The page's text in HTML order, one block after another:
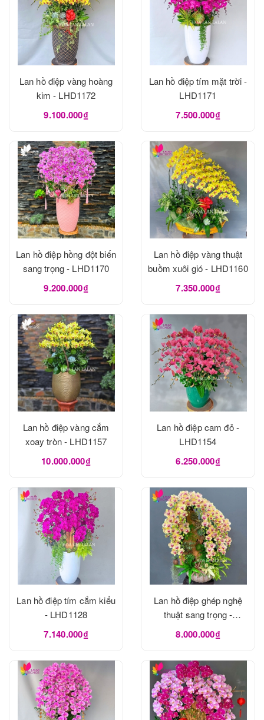
Lan hồ điệp vàng hoàng
kim - LHD1172
9.100.000₫
Lan hồ điệp tím mặt trời -
LHD1171
7.500.000₫
Lan hồ điệp hồng đột biến
sang trọng - LHD1170
9.200.000₫
Lan hồ điệp vàng thuật
buồm xuôi gió - LHD1160
7.350.000₫
Lan hồ điệp vàng cắm
xoay tròn - LHD1157
10.000.000₫
Lan hồ điệp cam đỏ -
LHD1154
6.250.000₫
Lan hồ điệp tím cắm kiểu
- LHD1128
7.140.000₫
Lan hồ điệp ghép nghệ
thuật sang trọng -
LHD1115
8.000.000₫